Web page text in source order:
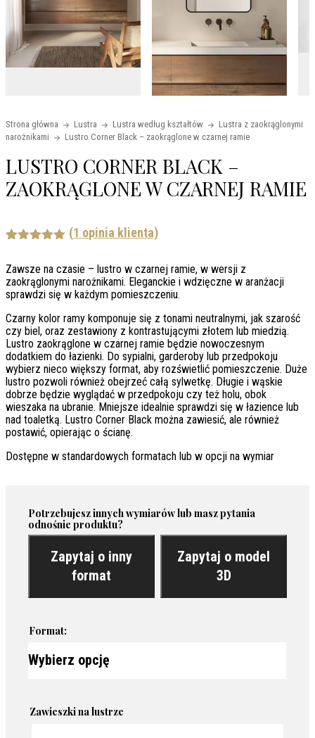
Strona główna Lustra Lustra według kształtów
Lustra z zaokrąglonymi
narożnikami
Lustro Corner Black – zaokrąglone w czarnej ramie
LUSTRO CORNER BLACK –
ZAOKRĄGLONE W CZARNEJ RAMIE
na
podstawie
oceny
(1 opinia klienta)
Zawsze na czasie – lustro w czarnej ramie, w wersji z
zaokrąglonymi narożnikami. Eleganckie i wdzięczne w aranżacji
sprawdzi się w każdym pomieszczeniu.
Czarny kolor ramy komponuje się z tonami neutralnymi, jak szarość
czy biel, oraz zestawiony z kontrastującymi złotem lub miedzią.
Lustro zaokrąglone w czarnej ramie będzie nowoczesnym
dodatkiem do łazienki. Do sypialni, garderoby lub przedpokoju
wybierz nieco większy format, aby rozświetlić pomieszczenie. Duże
lustro pozwoli również obejrzeć całą sylwetkę. Długie i wąskie
dobrze będzie wyglądać w przedpokoju czy też holu, obok
wieszaka na ubranie. Mniejsze idealnie sprawdzi się w łazience lub
nad toaletką. Lustro Corner Black można zawiesić, ale również
postawić, opierając o ścianę.
Dostępne w standardowych formatach lub w opcji na wymiar
Potrzebujesz innych wymiarów lub masz pytania
odnośnie produktu?
Zapytaj o inny
format
Zapytaj o model
3D
Format:
Zawieszki na lustrze